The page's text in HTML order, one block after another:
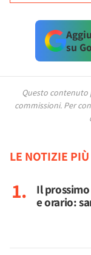
su
Questo contenuto
commissioni. Per
LE NOTIZIE
Il
e orario: